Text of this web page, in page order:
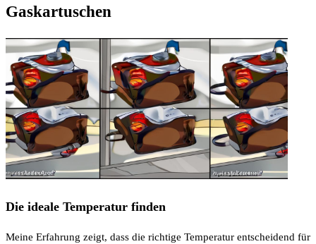
Gaskartuschen
Die ideale Temperatur finden
Meine Erfahrung zeigt, dass die richtige Temperatur entscheidend für